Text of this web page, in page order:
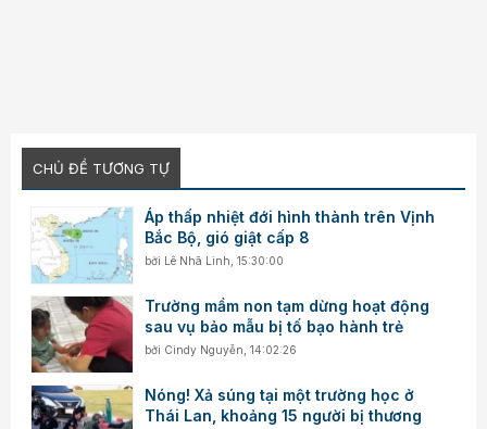
CHỦ ĐỀ TƯƠNG TỰ
Áp thấp nhiệt đới hình thành trên Vịnh
Bắc Bộ, gió giật cấp 8
bởi Lê Nhã Linh ,15:30:00
Trường mầm non tạm dừng hoạt động
sau vụ bảo mẫu bị tố bạo hành trẻ
bởi Cindy Nguyễn ,14:02:26
Nóng! Xả súng tại một trường học ở
Thái Lan, khoảng 15 người bị thương